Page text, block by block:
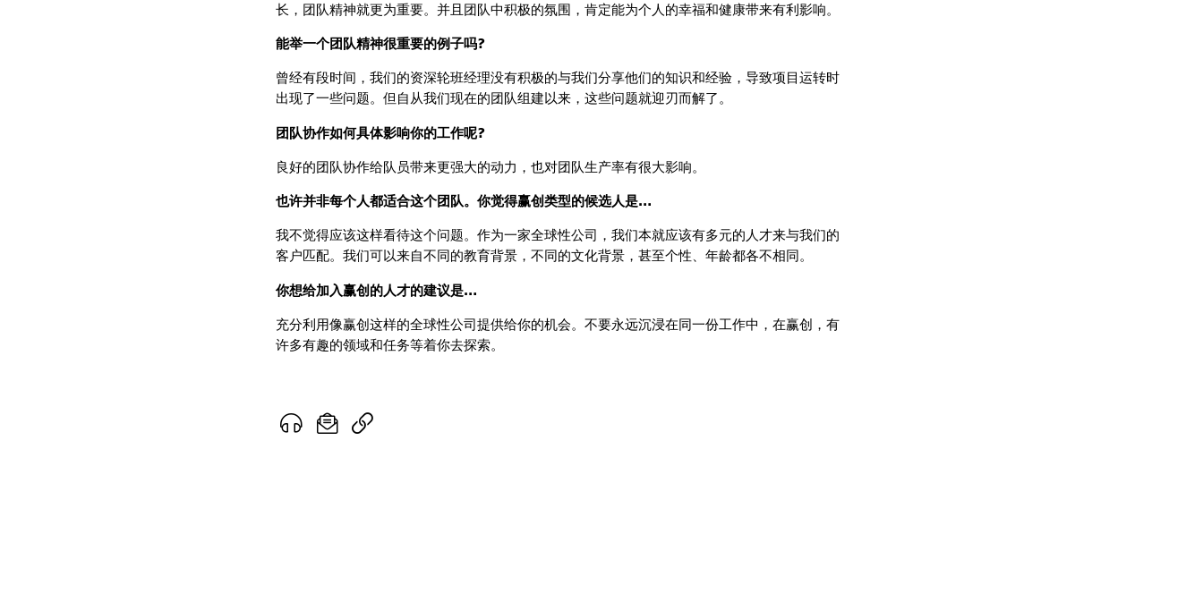
长，团队精神就更为重要。并且团队中积极的氛围，肯定能为个人的幸福和健康带来有利影响。
能举一个团队精神很重要的例子吗?
曾经有段时间，我们的资深轮班经理没有积极的与我们分享他们的知识和经验，导致项目运转时
出现了一些问题。但自从我们现在的团队组建以来，这些问题就迎刃而解了。
团队协作如何具体影响你的工作呢?
良好的团队协作给队员带来更强大的动力，也对团队生产率有很大影响。
也许并非每个人都适合这个团队。你觉得赢创类型的候选人是…
我不觉得应该这样看待这个问题。作为一家全球性公司，我们本就应该有多元的人才来与我们的
客户匹配。我们可以来自不同的教育背景，不同的文化背景，甚至个性、年龄都各不相同。
你想给加入赢创的人才的建议是…
充分利用像赢创这样的全球性公司提供给你的机会。不要永远沉浸在同一份工作中，在赢创，有
许多有趣的领域和任务等着你去探索。